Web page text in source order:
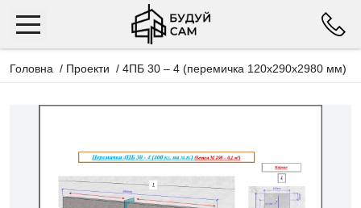
Головна / Проекти / 4ПБ 30 – 4 (перемичка 120х290х2980 мм)